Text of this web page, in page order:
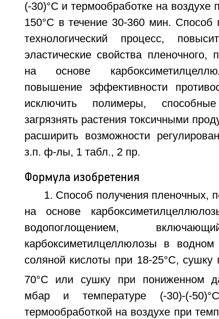
(-30)°С и термообработке на воздухе
150°С в течение 30-360 мин. Способ
технологический процесс,
эластические свойства пленочного,
на основе
повышение эффективности
исключить полимеры,
загрязнять растения токсичными
расширить возможности
з.п. ф-лы, 1 табл., 2 пр.
Формула изобретения
1. Способ получения пленочных,
на основе
водопоглощением,
карбоксиметилцеллюлозы в
соляной кислоты при 18-25°С, сушку
70°С или сушку при пониженном
мбар и температуре (-30)-(-
термообработкой на воздухе при